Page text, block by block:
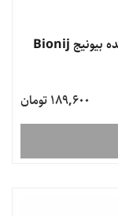
شامپوی گیاهی مخصوص موهای آسیب دیده بیونیج Bionij
189,600 تومان